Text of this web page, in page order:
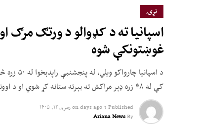
نړۍ
غوښتونکې شوه
کې له ۴۸ زره ډېر مراکش ته بېرته ستانه کړ شوي او د اوونۍ په پای کې هم د ستنولو لړۍ روانه وه.
Published
3 days ago
onزمری ۱۲, ۱۴۰۵
By
Ariana News